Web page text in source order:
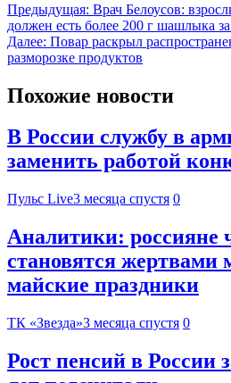
Предыдущая: Врач Белоусов:
должен есть более 200 г шашлыка за
Далее: Повар раскрыл
разморозке продуктов
Похожие новости
В России службу в
заменить работой
Пульс Live3 месяца спустя 0
Аналитики: россияне
становятся жертвами
майские праздники
ТК «Звезда»3 месяца спустя 0
Рост пенсий в России